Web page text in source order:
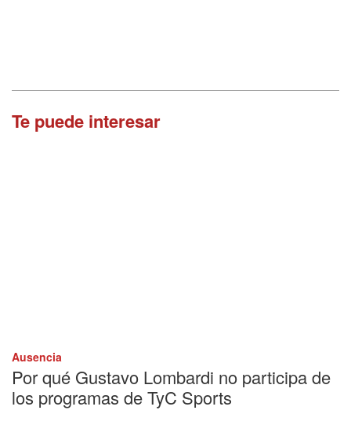
Te puede interesar
Ausencia
Por qué Gustavo Lombardi no participa de
los programas de TyC Sports